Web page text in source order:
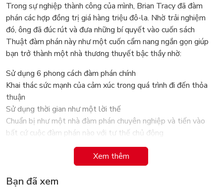
Trong sự nghiệp thành công của mình, Brian Tracy đã đàm
phán các hợp đồng trị giá hàng triệu đô-la. Nhờ trải nghiệm
đó, ông đã đúc rút và đưa những bí quyết vào cuốn sách
Thuật đàm phán này như một cuốn cẩm nang ngắn gọn giúp
bạn trở thành một nhà thương thuyết bậc thầy nhờ:
Sử dụng 6 phong cách đàm phán chính
Khai thác sức mạnh của cảm xúc trong quá trình đi đến thỏa
thuận
Sử dụng thời gian như một lời thế
Chuẩn bị như một nhà đàm phán chuyên nghiệp và tiến vào
bất cứ cuộc đàm phán nào với tư thế chủ động
Rõ ràng về những lĩnh vực bất đồng và nhất trí
Phát triển những kết quả "đôi bên cùng có lợi"
Sử dụng sức mạnh "có đi có lại"
Biết khi nào và bằng cách nào rút lui
Xem thêm
Bạn đã xem